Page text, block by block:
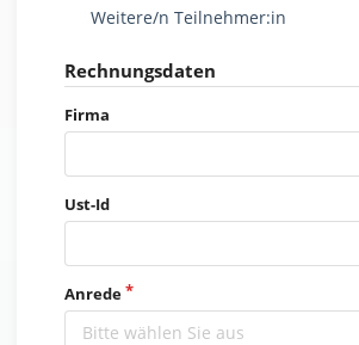
Weitere/n Teilnehmer:in
Rechnungsdaten
Firma
Ust-Id
Anrede
Bitte wählen Sie aus